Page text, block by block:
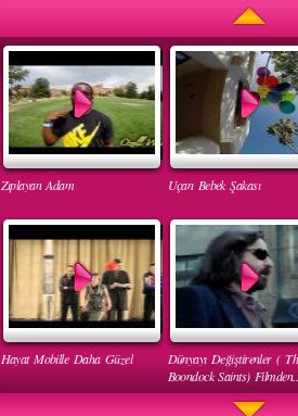
Zıplayan Adam Uçan Bebek Şakası
Hayat Mobille Daha Güzel
Dünyayı Değiştirenler (
Boondock Saints) Filmden...